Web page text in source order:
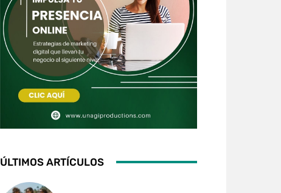
ÚLTIMOS ARTÍCULOS